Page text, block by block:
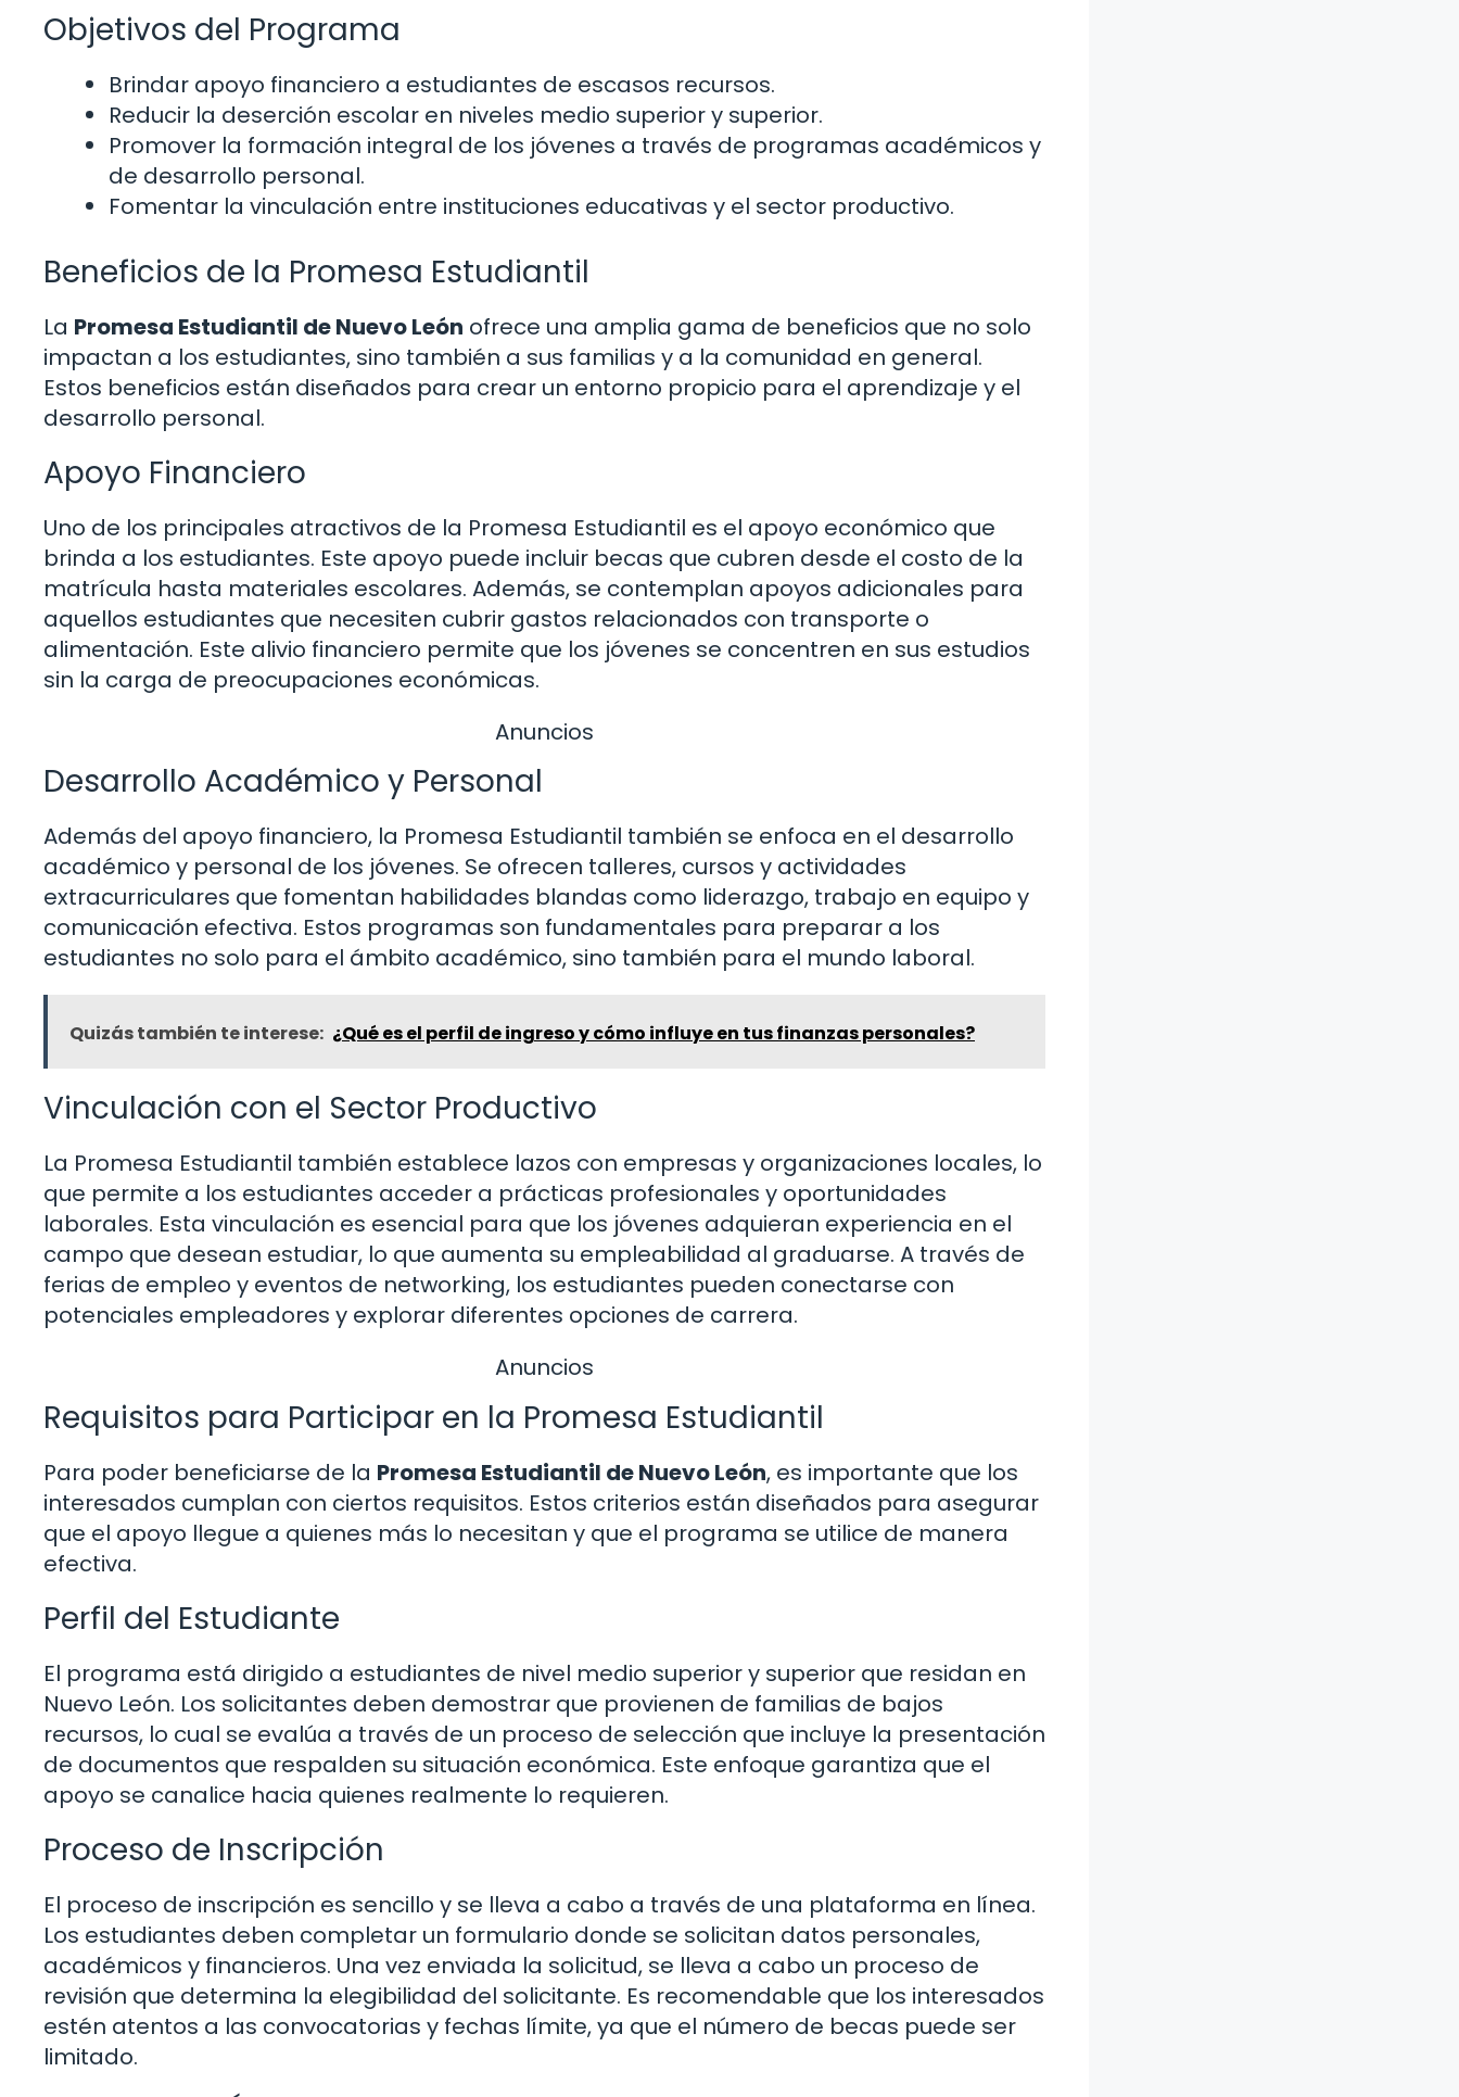
Objetivos del Programa
Brindar apoyo financiero a estudiantes de escasos recursos.
Reducir la deserción escolar en niveles medio superior y superior.
Promover la formación integral de los jóvenes a través de programas académicos y
de desarrollo personal.
Fomentar la vinculación entre instituciones educativas y el sector productivo.
Beneficios de la Promesa Estudiantil
La Promesa Estudiantil de Nuevo León ofrece una amplia gama de beneficios que no solo
impactan a los estudiantes, sino también a sus familias y a la comunidad en general.
Estos beneficios están diseñados para crear un entorno propicio para el aprendizaje y el
desarrollo personal.
Apoyo Financiero
Uno de los principales atractivos de la Promesa Estudiantil es el apoyo económico que
brinda a los estudiantes. Este apoyo puede incluir becas que cubren desde el costo de la
matrícula hasta materiales escolares. Además, se contemplan apoyos adicionales para
aquellos estudiantes que necesiten cubrir gastos relacionados con transporte o
alimentación. Este alivio financiero permite que los jóvenes se concentren en sus estudios
sin la carga de preocupaciones económicas.
Anuncios
Desarrollo Académico y Personal
Además del apoyo financiero, la Promesa Estudiantil también se enfoca en el desarrollo
académico y personal de los jóvenes. Se ofrecen talleres, cursos y actividades
extracurriculares que fomentan habilidades blandas como liderazgo, trabajo en equipo y
comunicación efectiva. Estos programas son fundamentales para preparar a los
estudiantes no solo para el ámbito académico, sino también para el mundo laboral.
Quizás también te interese: ¿Qué es el perfil de ingreso y cómo influye en tus finanzas personales?
Vinculación con el Sector Productivo
La Promesa Estudiantil también establece lazos con empresas y organizaciones locales, lo
que permite a los estudiantes acceder a prácticas profesionales y oportunidades
laborales. Esta vinculación es esencial para que los jóvenes adquieran experiencia en el
campo que desean estudiar, lo que aumenta su empleabilidad al graduarse. A través de
ferias de empleo y eventos de networking, los estudiantes pueden conectarse con
potenciales empleadores y explorar diferentes opciones de carrera.
Anuncios
Requisitos para Participar en la Promesa Estudiantil
Para poder beneficiarse de la Promesa Estudiantil de Nuevo León, es importante que los
interesados cumplan con ciertos requisitos. Estos criterios están diseñados para asegurar
que el apoyo llegue a quienes más lo necesitan y que el programa se utilice de manera
efectiva.
Perfil del Estudiante
El programa está dirigido a estudiantes de nivel medio superior y superior que residan en
Nuevo León. Los solicitantes deben demostrar que provienen de familias de bajos
recursos, lo cual se evalúa a través de un proceso de selección que incluye la presentación
de documentos que respalden su situación económica. Este enfoque garantiza que el
apoyo se canalice hacia quienes realmente lo requieren.
Proceso de Inscripción
El proceso de inscripción es sencillo y se lleva a cabo a través de una plataforma en línea.
Los estudiantes deben completar un formulario donde se solicitan datos personales,
académicos y financieros. Una vez enviada la solicitud, se lleva a cabo un proceso de
revisión que determina la elegibilidad del solicitante. Es recomendable que los interesados
estén atentos a las convocatorias y fechas límite, ya que el número de becas puede ser
limitado.